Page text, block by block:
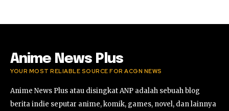
Anime News Plus
YOUR MOST RELIABLE SOURCE FOR ACGN NEWS
Anime News Plus atau disingkat ANP adalah sebuah blog
berita indie seputar anime, komik, games, novel, dan lainnya